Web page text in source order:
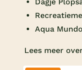
Dagje
Aqua
Lees meer